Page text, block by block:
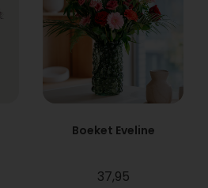
Boeket Eveline
37,95